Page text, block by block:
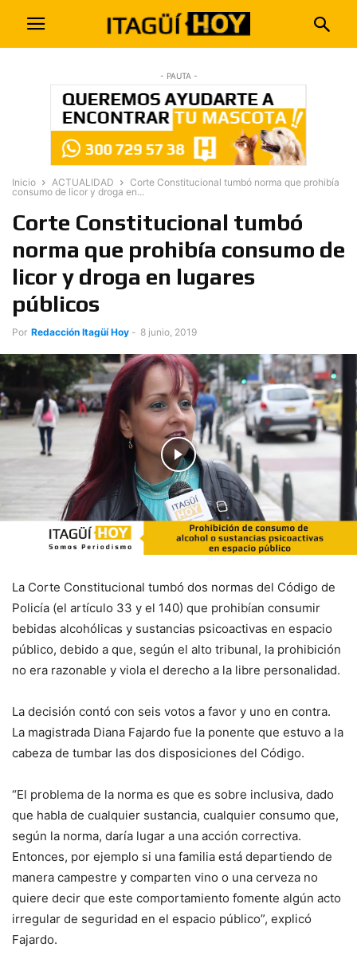
- PAUTA -
Inicio ACTUALIDAD
Corte Constitucional tumbó norma que prohibía
consumo de licor y droga en...
Corte Constitucional tumbó
norma que prohibía consumo de
licor y droga en lugares
públicos
Por Redacción Itagüí Hoy - 8 junio, 2019
La Corte Constitucional tumbó dos normas del Código de
Policía (el artículo 33 y el 140) que prohibían consumir
bebidas alcohólicas y sustancias psicoactivas en espacio
público, debido a que, según el alto tribunal, la prohibición
no era razonable y viola el derecho a la libre personalidad.
La decisión contó con seis votos a favor y uno en contra.
La magistrada Diana Fajardo fue la ponente que estuvo a la
cabeza de tumbar las dos disposiciones del Código.
“El problema de la norma es que es sobre inclusiva, dado
que habla de cualquier sustancia, cualquier consumo que,
según la norma, daría lugar a una acción correctiva.
Entonces, por ejemplo si una familia está departiendo de
manera campestre y comparten vino o una cerveza no
quiere decir que este comportamiento fomente algún acto
irregular de seguridad en el espacio público”, explicó
Fajardo.